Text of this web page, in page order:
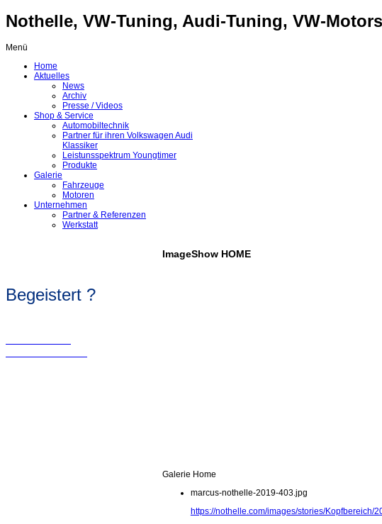
Nothelle, VW-Tuning, Audi-Tuning, VW-
Menü
Home
Aktuelles
News
Archiv
Presse / Videos
Shop & Service
Automobiltechnik
Partner für ihren Volkswagen Audi
Klassiker
Leistunsspektrum Youngtimer
Produkte
Galerie
Fahrzeuge
Motoren
Unternehmen
Partner & Referenzen
Werkstatt
ImageShow HOME
Galerie Home
marcus-nothelle-2019-403.jpg
https://nothelle.com/images/stories/Kopfbereich/
Begeistert ?